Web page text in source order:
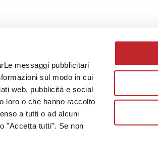
messaggi pubblicitari
sul modo in cui
web, pubblicità e social
loro o che hanno raccolto
a tutti o ad alcuni
"Accetta tutti". Se non